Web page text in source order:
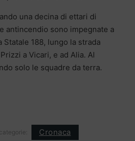
una decina di ettari di
antincendio sono impegnate a
188, lungo la strada
a Vicari, e ad Alia. Al
solo le squadre da terra.
Cronaca